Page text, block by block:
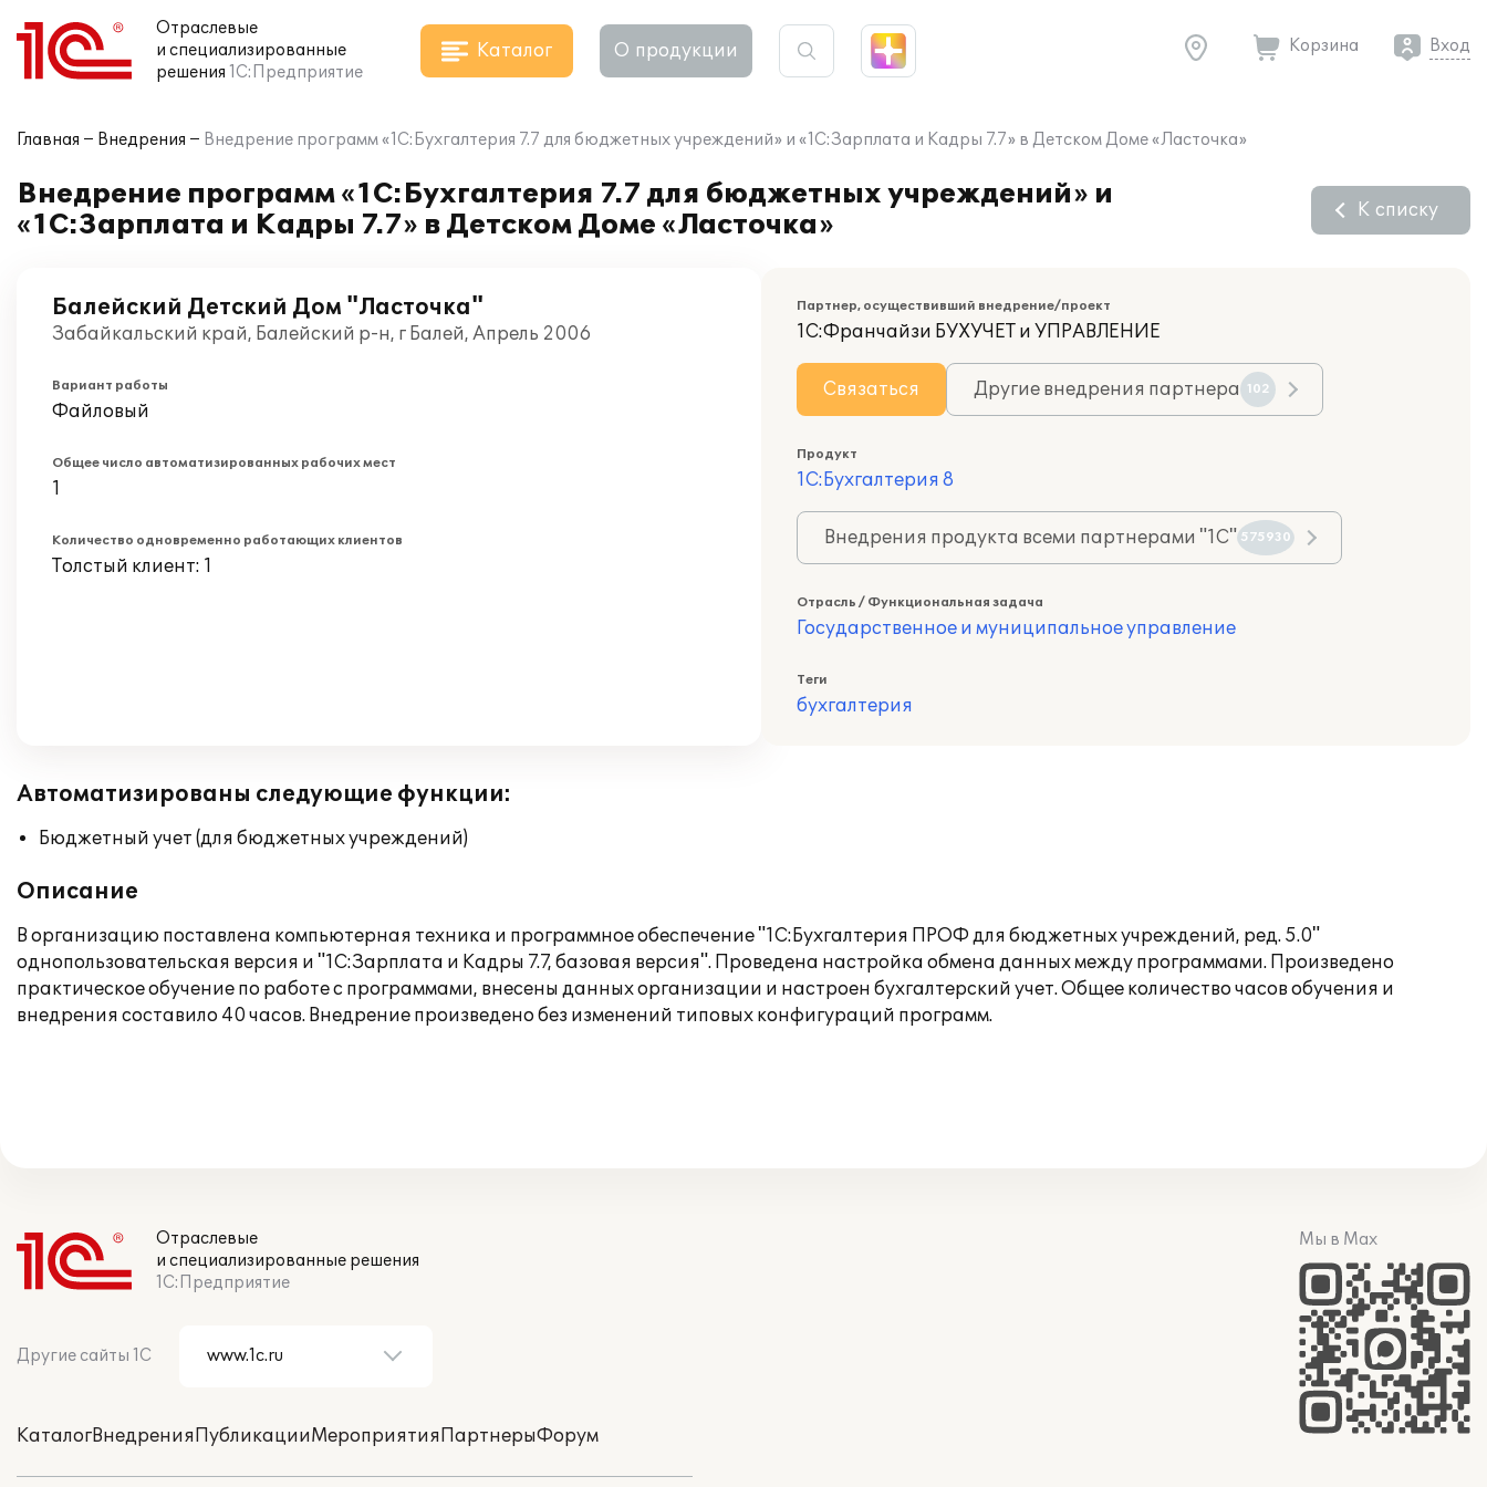
Отраслевые
и специализированные
решения 1С:Предприятие
Каталог О продукции Корзина Вход
Главная Внедрения Внедрение программ «1С:Бухгалтерия 7.7 для бюджетных учреждений» и «1С:Зарплата и Кадры 7.7» в Детском Доме «Ласточка»
Внедрение программ «1С:Бухгалтерия 7.7 для бюджетных учреждений» и
«1С:Зарплата и Кадры 7.7» в Детском Доме «Ласточка»
К списку
Балейский Детский Дом "Ласточка"
Забайкальский край, Балейский р-н, г Балей, Апрель 2006
Вариант работы
Файловый
Общее число автоматизированных рабочих мест
1
Количество одновременно работающих клиентов
Толстый клиент: 1
Партнер, осуществивший внедрение/проект
1С:Франчайзи БУХУЧЕТ и УПРАВЛЕНИЕ
Связаться Другие внедрения партнера 102
Продукт
1С:Бухгалтерия 8
Внедрения продукта всеми партнерами "1С" 575930
Отрасль / Функциональная задача
Государственное и муниципальное управление
Теги
бухгалтерия
Автоматизированы следующие функции:
Бюджетный учет (для бюджетных учреждений)
Описание
В организацию поставлена компьютерная техника и программное обеспечение "1С:Бухгалтерия ПРОФ для бюджетных учреждений, ред. 5.0"
однопользовательская версия и "1С:Зарплата и Кадры 7.7, базовая версия". Проведена настройка обмена данных между программами. Произведено
практическое обучение по работе с программами, внесены данных организации и настроен бухгалтерский учет. Общее количество часов обучения и
внедрения составило 40 часов. Внедрение произведено без изменений типовых конфигураций программ.
Отраслевые
и специализированные решения
1С:Предприятие
Другие сайты 1С
КаталогВнедренияПубликацииМероприятияПартнерыФорум
Мы в Max